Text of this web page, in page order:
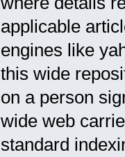
applicable
engines like
this wide
on a person
wide web
standard